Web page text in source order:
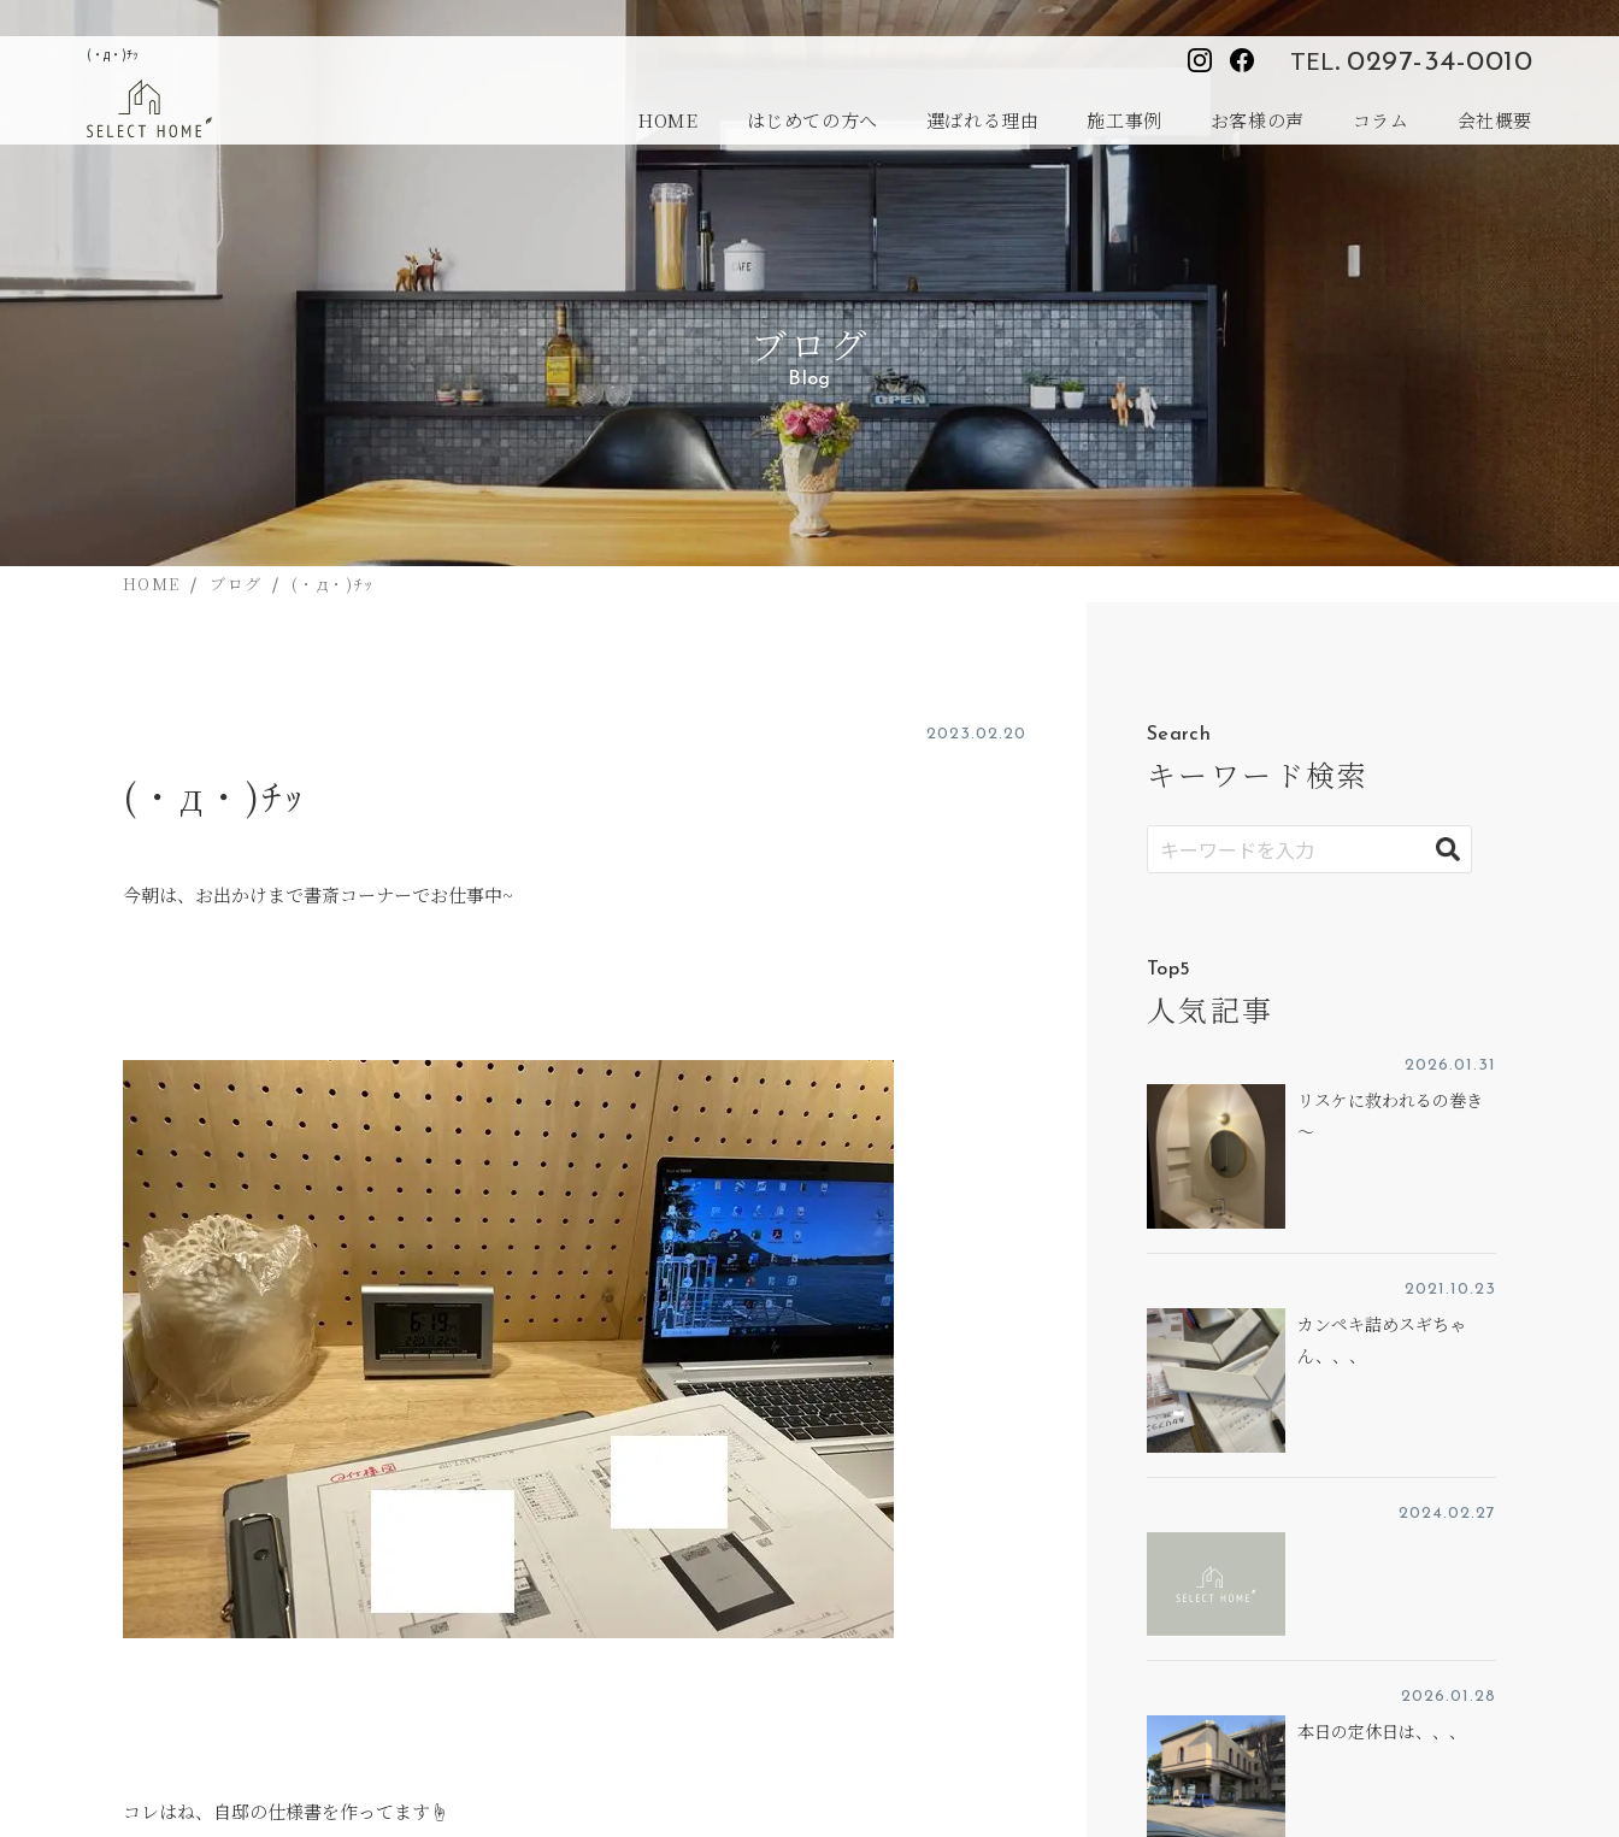
(・д・)ﾁｯ TEL. 0297-34-0010
HOME はじめての方へ 選ばれる理由 施工事例 お客様の声 コラム 会社概要
ブログ
Blog
HOME ブログ (・д・)ﾁｯ
2023.02.20
(・д・)ﾁｯ
今朝は、お出かけまで書斎コーナーでお仕事中~
コレはね、自邸の仕様書を作ってます☝
Search
キーワード検索
Top5
人気記事
2026.01.31
リスケに救われるの巻き
～
2021.10.23
カンペキ詰めスギちゃ
ん、、、
2024.02.27
2026.01.28
本日の定休日は、、、